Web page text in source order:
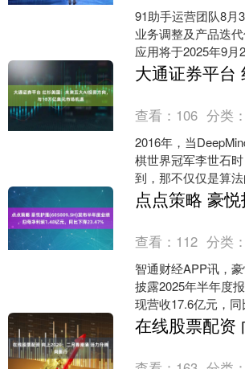
91助手运营团队8月
业务调整及产品迭
应用将于2025年9月
止所有服务，包括但
理、....
查看： 106 分类：
2016年，当
棋世界冠军李世石
到，那不仅仅是算
全新时代的开启。
工智能会....
查看： 112 分类：
智通财经APP讯，
披露2025年半年度
现营收17.6亿元，
净利润1.48亿元，同